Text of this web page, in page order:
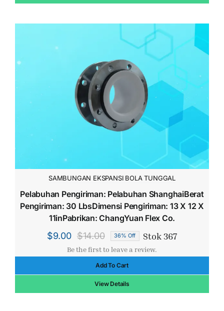
$8.00.
SAMBUNGAN EKSPANSI BOLA TUNGGAL
Pelabuhan Pengiriman: Pelabuhan ShanghaiBerat
Pengiriman: 30 LbsDimensi Pengiriman: 13 X 12 X
11inPabrikan: ChangYuan Flex Co.
$14.00
Harga
aslinya
adalah:
$14.00.
$9.00
Harga
saat
ini
adalah:
$9.00.
36% Off Stok 367
Be the first to leave a review.
Add To Cart
View Details